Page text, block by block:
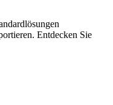
Entdecken Sie